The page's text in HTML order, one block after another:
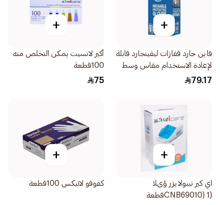
+
فاين جارد قفازات ليفينجارد قابلة
لإعادة الاستخدام مقاس وسط
1علبة
79.17
+
أكير لانسيت يمكن التخلص منه
100قطعة
75
+
اي كير نيبولايزر ؤىلا
(CNB69010) 1قطعة
+
كفوفو لاتيكس 100قطعة